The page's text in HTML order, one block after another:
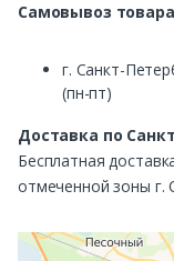
Самовывоз
г. Санкт-
(пн-пт)
Доставка по
Бесплатная
отмеченной зоны г.